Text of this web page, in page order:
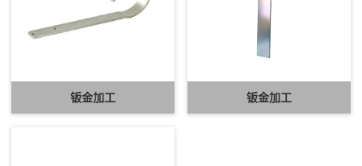
钣金加工 钣金加工